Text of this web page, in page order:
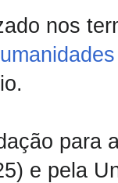
nos
para
e pela